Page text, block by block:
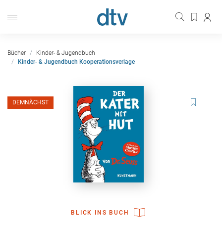
Bücher
Kinder- & Jugendbuch
Kinder- & Jugendbuch Kooperationsverlage
BLICK INS BUCH
DEMNÄCHST